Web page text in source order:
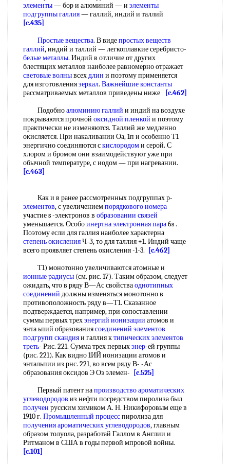
элементы— бор и алюминий — и элементы
подгруппы галлия— галлий, индий и таллий
[c.435]
Простые вещества. В видепростых веществ
галлий, индий и таллий — легкоплавкие серебристо-
белые металлы. Индий в отличие от других
блестящих металлов наиболее равномерно отражает
световые волнывсехдлин и поэтому применяется
для изготовлениязеркал. Важнейшие константы
рассматриваемых металлов приведены ниже
[c.462]
Подобноалюминию галлий и индий на воздухе
покрываются прочной оксидной пленкой и поэтому
практически не изменяются. Таллий же медленно
окисляется. При накаливании Оа, 1п и особенно Т1
энергично соединяются скислородоми серой. С
хлором и бромом они взаимодействуют уже при
обычной температуре, с иодом — при нагревании.
[c.463]
Как и в ранее рассмотренных подгруппах р-
элементов, с увеличениемпорядкового номера
участие s -электронов в образовании связей
уменьшается. Особоинертна электронная пара6s .
Поэтому если для галлия наиболее характерна
степень окисленияЧ-З, то для таллия +1. Индий чаще
всего проявляет степень окисления -1-3.
[c.462]
Т1) монотонно увеличиваются атомные и
ионные радиусы (см. рис. 17). Таким образом, следует
ожидать, что в ряду В—Ас свойстваоднотипных
соединений должны изменяться монотонно в
противоположность ряду в—Т1. Сказанное
подтверждается, например, при сопоставлении
суммы первых трехэнергий ионизации атомов и
энта ьпий образованиясоединений элементов
подгрупп скандияи галлия ктипических элементов
треть- Рис. 221. Сумма трех первыхэнер-ей группы
(рис. 221). Как видно 1ИЙ ионизации атомов и
энтальпии из рнс. 221, во всем ряду В- -Ас
образования оксидов Э Оз элемен-
[c.525]
Первый патент напроизводство ароматических
углеводородов из нефти посредством пиролиза был
получен русским химиком А. Н. Никифоровым еще в
1910 г. Промышленный процесспиролиза для
получения ароматических углеводородов, главным
образом толуола, разработай Галлом в Англии и
Ритманом в США в годы первой мпровой войны.
[c.101]